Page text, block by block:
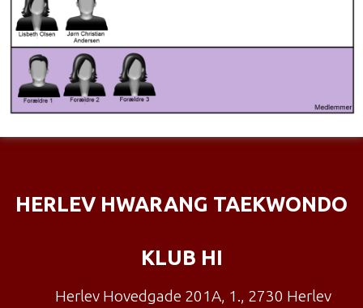
HERLEV HWARANG TAEKWONDO
KLUB HI
Herlev Hovedgade 201A, 1., 2730 Herlev